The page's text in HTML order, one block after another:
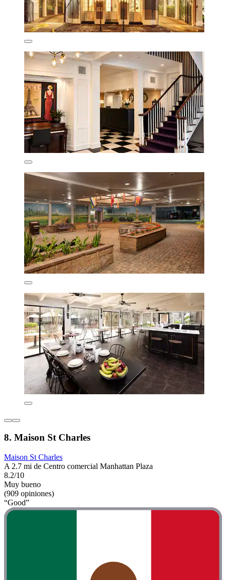
8. Maison St Charles
Maison St Charles
A 2.7 mi de Centro comercial Manhattan Plaza
8.2/10
Muy bueno
(909 opiniones)
“Good”